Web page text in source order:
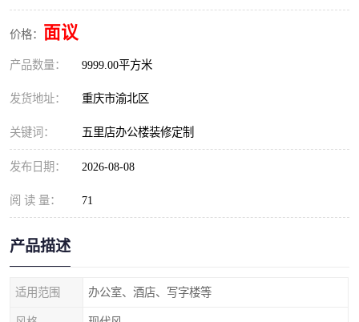
价格： 面议
产品数量： 9999.00平方米
发货地址： 重庆市渝北区
关键词： 五里店办公楼装修定制
发布日期： 2026-08-08
阅 读 量： 71
产品描述
适用范围 办公室、酒店、写字楼等